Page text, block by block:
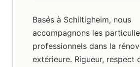
Basés à Schiltigheim, nous
accompagnons les
professionnels dans la
extérieure. Rigueur, respect